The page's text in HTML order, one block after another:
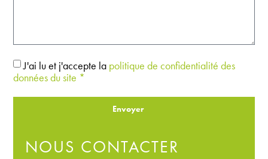
J'ai lu et j'accepte la politique de confidentialité des
données du site *
Envoyer
NOUS CONTACTER